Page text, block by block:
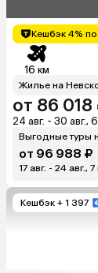
Кешбэк 4%
16 км
Жилье на
от 86 018
24 авг. - 30 авг.,
Выгодные туры
от 96 988 ₽
17 авг. - 24 авг., 7
Кешбэк + 1 397